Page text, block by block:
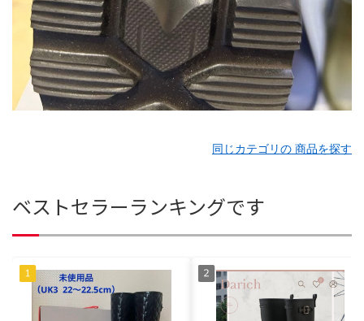
同じカテゴリの 商品を探す
ベストセラーランキングです